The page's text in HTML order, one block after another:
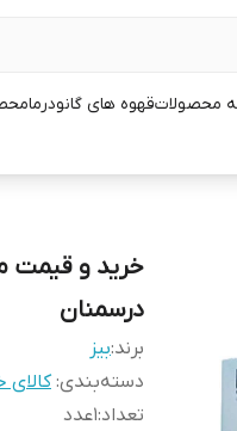
محصولاتقهوه های گانودرما
درسمنان
برند:بیز
دسته‌بندی:کالای
تعداد:1عدد